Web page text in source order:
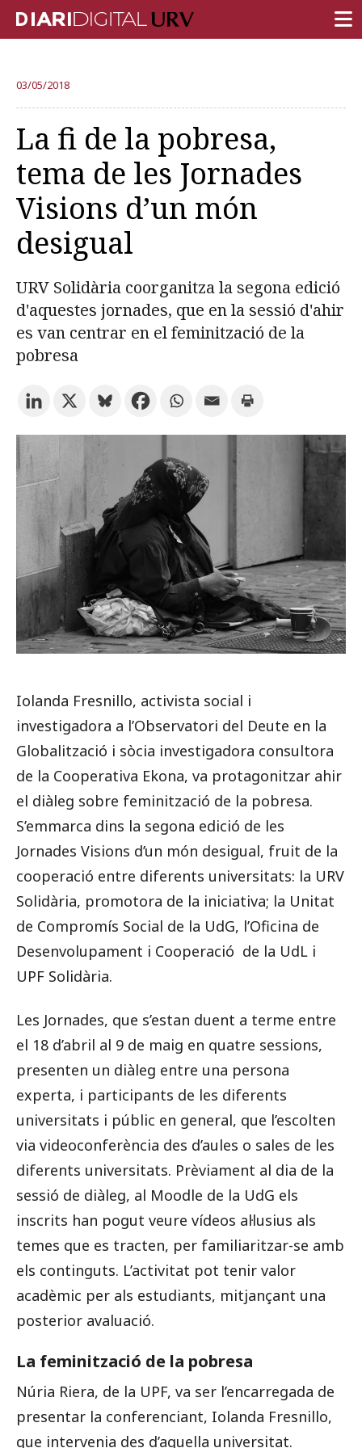
RECERCA
DOCÈNCIA
INSTITUCIÓ
VIDA AL CAMPUS
COMUNITAT URV
REPORTATGES
Més categories
Prova la cerca avançada
Subscriu-te als butlletins de la URV
CATALÀ ESPAÑOL ENGLISH
03/05/2018
La fi de la pobresa,
tema de les Jornades
Visions d’un món
desigual
URV Solidària coorganitza la segona edició
d'aquestes jornades, que en la sessió d'ahir
es van centrar en el feminització de la
pobresa
Iolanda Fresnillo, activista social i
investigadora a l’Observatori del Deute en la
Globalització i sòcia investigadora consultora
de la Cooperativa Ekona, va protagonitzar ahir
el diàleg sobre feminització de la pobresa.
S’emmarca dins la segona edició de les
Jornades Visions d’un món desigual, fruit de la
cooperació entre diferents universitats: la URV
Solidària, promotora de la iniciativa; la Unitat
de Compromís Social de la UdG, l’Oficina de
Desenvolupament i Cooperació de la UdL i
UPF Solidària.
Les Jornades, que s’estan duent a terme entre
el 18 d’abril al 9 de maig en quatre sessions,
presenten un diàleg entre una persona
experta, i participants de les diferents
universitats i públic en general, que l’escolten
via videoconferència des d’aules o sales de les
diferents universitats. Prèviament al dia de la
sessió de diàleg, al Moodle de la UdG els
inscrits han pogut veure vídeos al·lusius als
temes que es tracten, per familiaritzar-se amb
els continguts. L’activitat pot tenir valor
acadèmic per als estudiants, mitjançant una
posterior avaluació.
La feminització de la pobresa
Núria Riera, de la UPF, va ser l’encarregada de
presentar la conferenciant, Iolanda Fresnillo,
que intervenia des d’aquella universitat.